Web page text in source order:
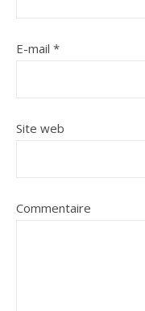
E-mail *
Site web
Commentaire